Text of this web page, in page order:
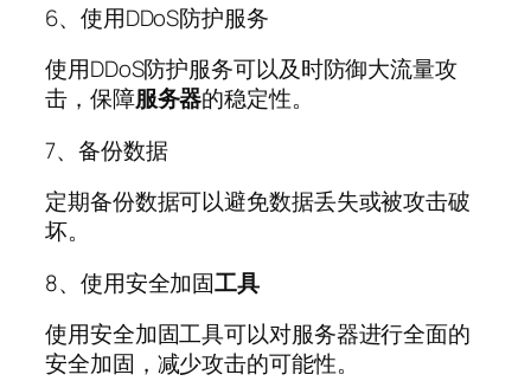
6、使用DDoS防护服务
使用DDoS防护服务可以及时防御大流量攻
击，保障服务器的稳定性。
7、备份数据
定期备份数据可以避免数据丢失或被攻击破
坏。
8、使用安全加固工具
使用安全加固工具可以对服务器进行全面的
安全加固，减少攻击的可能性。